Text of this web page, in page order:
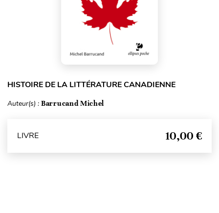
HISTOIRE DE LA LITTÉRATURE CANADIENNE
Auteur(s) : Barrucand Michel
LIVRE 10,00 €